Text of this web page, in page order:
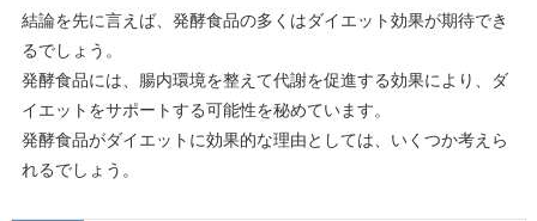
結論を先に言えば、発酵食品の多くはダイエット効果が期待でき
るでしょう。
発酵食品には、腸内環境を整えて代謝を促進する効果により、ダ
イエットをサポートする可能性を秘めています。
発酵食品がダイエットに効果的な理由としては、いくつか考えら
れるでしょう。